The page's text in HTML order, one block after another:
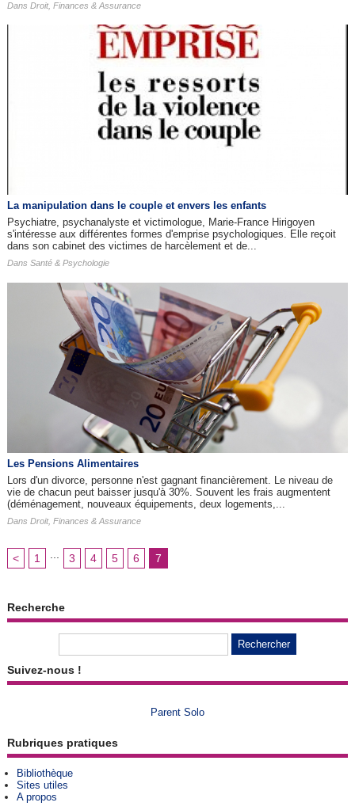
Dans Droit, Finances & Assurance
La manipulation dans le couple et envers les enfants
Psychiatre, psychanalyste et victimologue, Marie-France Hirigoyen
s'intéresse aux différentes formes d'emprise psychologiques. Elle reçoit
dans son cabinet des victimes de harcèlement et de...
Dans Santé & Psychologie
Les Pensions Alimentaires
Lors d'un divorce, personne n'est gagnant financièrement. Le niveau de
vie de chacun peut baisser jusqu'à 30%. Souvent les frais augmentent
(déménagement, nouveaux équipements, deux logements,...
Dans Droit, Finances & Assurance
< 1 3 4 5 6 7
Recherche
Suivez-nous !
Parent Solo
Rubriques pratiques
Bibliothèque
Sites utiles
A propos